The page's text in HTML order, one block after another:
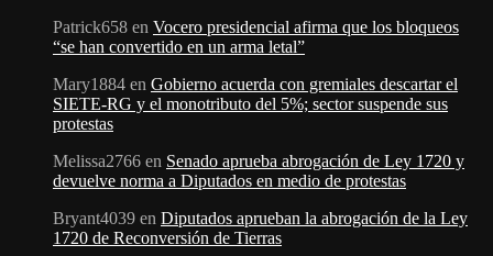
Patrick658 en Vocero presidencial afirma que los bloqueos
“se han convertido en un arma letal”
Mary1884 en Gobierno acuerda con gremiales descartar el
SIETE-RG y el monotributo del 5%; sector suspende sus
protestas
Melissa2766 en Senado aprueba abrogación de Ley 1720 y
devuelve norma a Diputados en medio de protestas
Bryant4039 en Diputados aprueban la abrogación de la Ley
1720 de Reconversión de Tierras